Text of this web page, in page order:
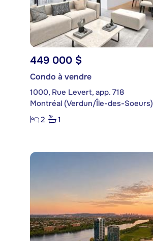
449 000 $
Condo à vendre
1000, Rue Levert, app. 718
Montréal (Verdun/Île-des-Soeurs)
2
1